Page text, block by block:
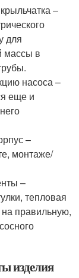
–
для
массы в
насоса –
еще и
–
монтаже/
–
тепловая
правильную,
изделия